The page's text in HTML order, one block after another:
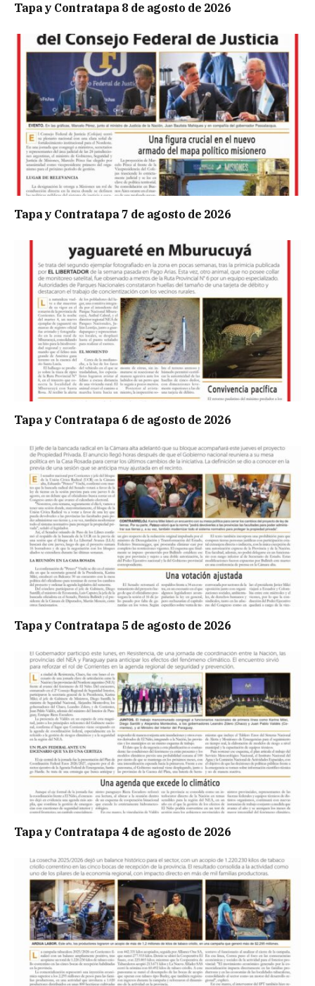
Tapa y Contratapa 8 de agosto de 2026
Tapa y Contratapa 7 de agosto de 2026
Tapa y Contratapa 6 de agosto de 2026
Tapa y Contratapa 5 de agosto de 2026
Tapa y Contratapa 4 de agosto de 2026